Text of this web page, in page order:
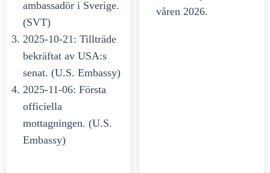
ambassadör i Sverige.
(SVT)
2025-10-21: Tillträde
bekräftat av USA:s
senat. (U.S. Embassy)
2025-11-06: Första
officiella
mottagningen. (U.S.
Embassy)
våren 2026.